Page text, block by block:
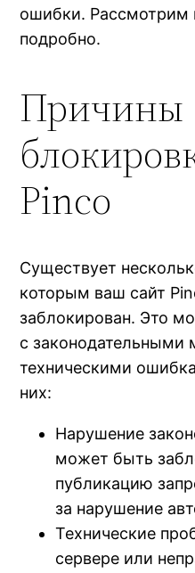
ошибки. Рассмотрим
подробно.
Причины
Pinco
Существует
которым ваш сайт
заблокирован. Это
с законодательными
техническими
них:
Нарушение
может быть
публикацию
за нарушение
Технические
сервере или